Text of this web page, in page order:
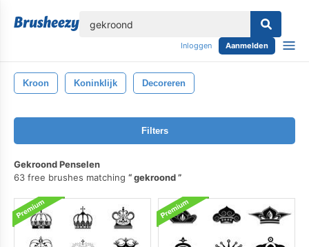
Inloggen Aanmelden
Kroon Koninklijk Decoreren
Filters
Gekroond Penselen
63 free brushes matching
gekroond